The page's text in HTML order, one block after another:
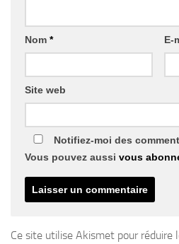
Nom * E-
Site web
Notifiez-moi des
Vous pouvez aussi vous
Ce site utilise Akismet pour réduire